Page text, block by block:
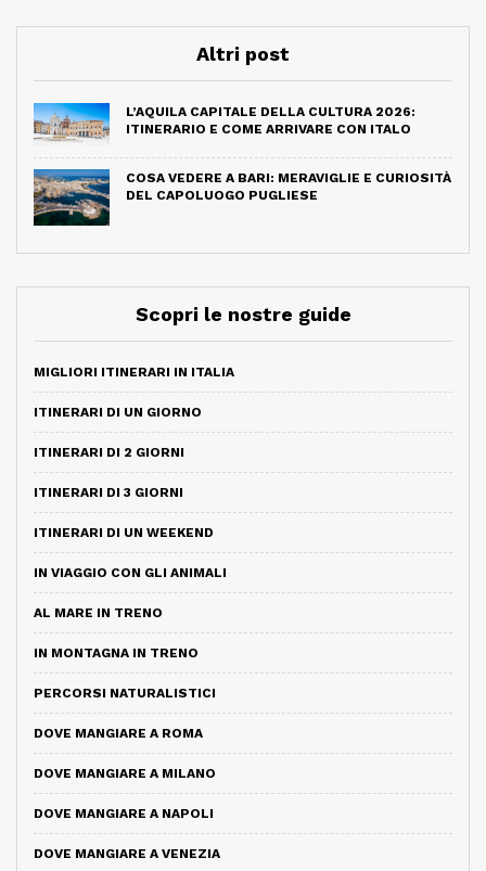
Altri post
L’AQUILA CAPITALE DELLA CULTURA 2026:
ITINERARIO E COME ARRIVARE CON ITALO
COSA VEDERE A BARI: MERAVIGLIE E CURIOSITÀ
DEL CAPOLUOGO PUGLIESE
Scopri le nostre guide
MIGLIORI ITINERARI IN ITALIA
ITINERARI DI UN GIORNO
ITINERARI DI 2 GIORNI
ITINERARI DI 3 GIORNI
ITINERARI DI UN WEEKEND
IN VIAGGIO CON GLI ANIMALI
AL MARE IN TRENO
IN MONTAGNA IN TRENO
PERCORSI NATURALISTICI
DOVE MANGIARE A ROMA
DOVE MANGIARE A MILANO
DOVE MANGIARE A NAPOLI
DOVE MANGIARE A VENEZIA